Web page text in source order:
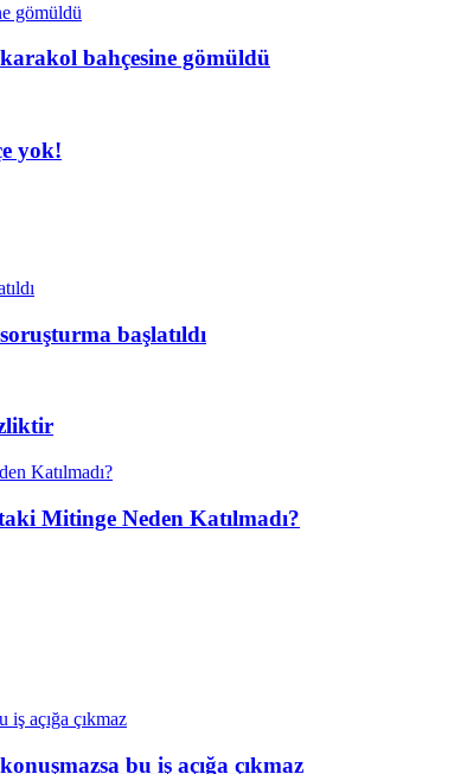
bahçesine gömüldü
yok!
başlatıldı
Mitinge Neden Katılmadı?
bu iş açığa çıkmaz